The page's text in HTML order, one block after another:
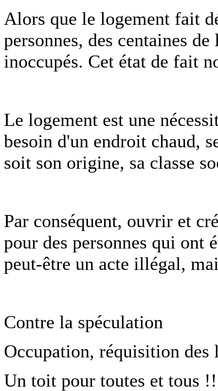
Alors que le logement fait
personnes, des centaines
inoccupés. Cet état de fait
Le logement est une
besoin d'un endroit chaud,
soit son origine, sa classe
Par conséquent, ouvrir et
pour des personnes qui ont
peut-être un acte illégal,
Contre la spéculation
Occupation, réquisition des
Un toit pour toutes et tous